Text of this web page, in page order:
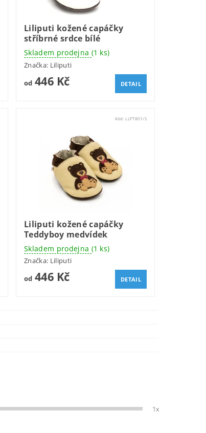
Liliputi kožené capáčky
stříbrné srdce bílé
Skladem prodejna (1 ks)
Značka: Liliputi
od446 Kč DETAIL
Kód:LLPT801/S
Liliputi kožené capáčky
Teddyboy medvídek
Skladem prodejna (1 ks)
Značka: Liliputi
od446 Kč DETAIL
1x